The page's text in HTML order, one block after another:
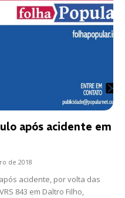
após acidente em
de 2018
acidente, por volta das
843 em Daltro Filho,